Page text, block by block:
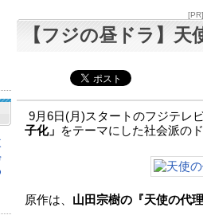
[PR]
【フジの昼ドラ】天
9月6日(月)スタートのフジテレ
子化」
をテーマにした社会派のド
原作は、 山田宗樹の『天使の代理